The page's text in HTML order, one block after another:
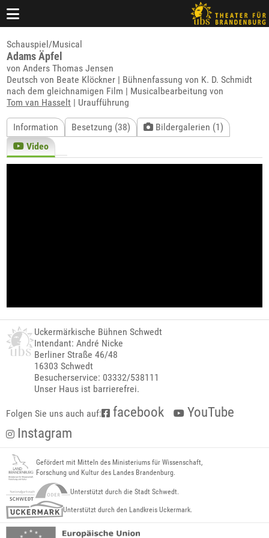
Schauspiel/Musical
Adams Äpfel
von Anders Thomas Jensen
Deutsch von Beate Klöckner | Bühnenfassung von K. D. Schmidt
nach dem gleichnamigen Film | Musicalbearbeitung von
Tom van Hasselt | Uraufführung
Information Besetzung (38)
Bildergalerien (1)
Video
Uckermärkische Bühnen Schwedt
Intendant: André Nicke
Berliner Straße 46/48
16303 Schwedt
Besucherservice: 03332/538111
Unser Haus ist barrierefrei.
Folgen Sie uns auch auf: facebook
YouTube
Instagram
Gefördert mit Mitteln des Ministeriums für Wissenschaft,
Forschung und Kultur des Landes Brandenburg.
Unterstützt durch die Stadt Schwedt.
Unterstützt durch den Landkreis Uckermark.